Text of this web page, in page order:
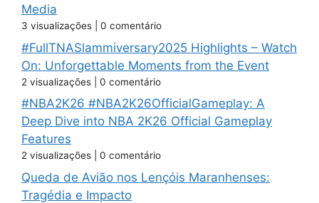
Media
3 visualizações 0 comentário
#FullTNASlammiversary2025 Highlights – Watch
On: Unforgettable Moments from the Event
2 visualizações 0 comentário
#NBA2K26 #NBA2K26OfficialGameplay: A
Deep Dive into NBA 2K26 Official Gameplay
Features
2 visualizações 0 comentário
Queda de Avião nos Lençóis Maranhenses:
Tragédia e Impacto